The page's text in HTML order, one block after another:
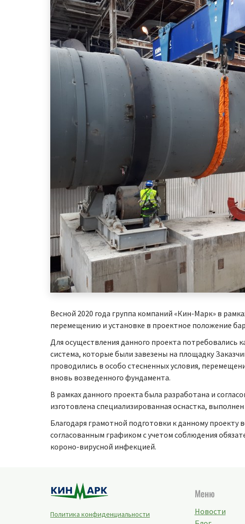
Весной 2020 года группа компаний «Кин-Марк» в
перемещению и установке в проектное положение
Для осуществления данного проекта потребовались
система, которые были завезены на площадку
проводились в особо стесненных условия,
вновь возведенного фундамента.
В рамках данного проекта была разработана и
изготовлена специализированная оснастка,
Благодаря грамотной подготовки к данному
согласованным графиком с учетом соблюдения
короно-вирусной инфекцией.
Политика конфиденциальности
Меню
Новости